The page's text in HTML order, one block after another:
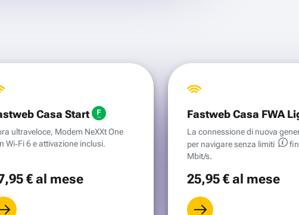
Casa Start
ultraveloce, Modem NeXXt One
Wi‑Fi 6 e attivazione inclusi.
,95 €al mese
Fastweb Casa FWA
La connessione di nuova
per navigare senza limiti
Mbit/s.
25,95 €al mese